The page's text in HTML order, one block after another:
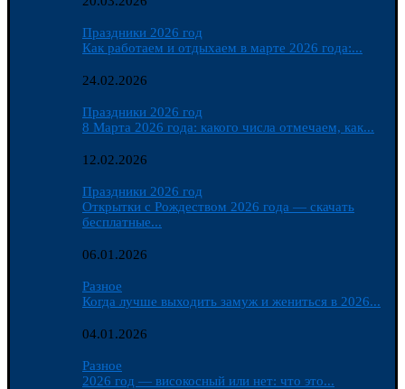
Праздники 2026 год
Как работаем и отдыхаем в марте 2026 года:...
24.02.2026
Праздники 2026 год
8 Марта 2026 года: какого числа отмечаем, как...
12.02.2026
Праздники 2026 год
Открытки с Рождеством 2026 года — скачать
бесплатные...
06.01.2026
Разное
Когда лучше выходить замуж и жениться в 2026...
04.01.2026
Разное
2026 год — високосный или нет: что это...